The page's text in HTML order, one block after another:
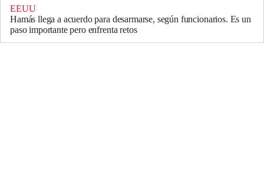
EEUU
Hamás llega a acuerdo para desarmarse, según funcionarios. Es un
paso importante pero enfrenta retos